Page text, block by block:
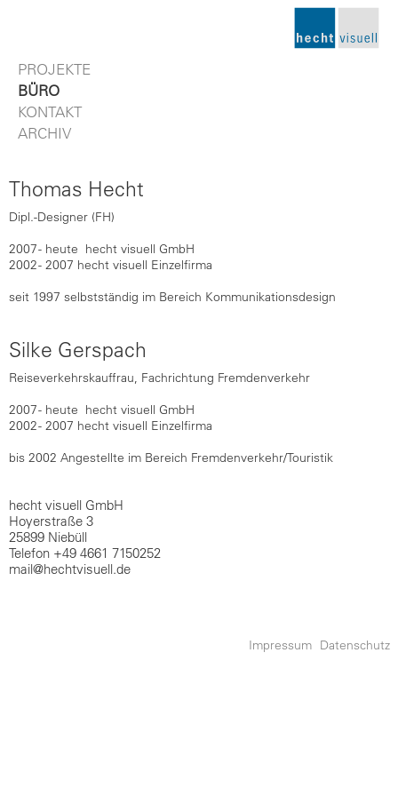
PROJEKTE
BÜRO
KONTAKT
ARCHIV
Thomas Hecht
Dipl.-Designer (FH)
2007 - heute hecht visuell GmbH
2002 - 2007 hecht visuell Einzelfirma
seit 1997 selbstständig im Bereich Kommunikationsdesign
Silke Gerspach
Reiseverkehrskauffrau, Fachrichtung Fremdenverkehr
2007 - heute hecht visuell GmbH
2002 - 2007 hecht visuell Einzelfirma
bis 2002 Angestellte im Bereich Fremdenverkehr/Touristik
hecht visuell GmbH
Hoyerstraße 3
25899 Niebüll
Telefon +49 4661 7150252
mail@hechtvisuell.de
Impressum Datenschutz